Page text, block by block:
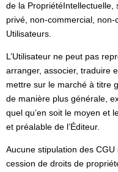
de la PropriétéIntellectuelle,
privé, non-commercial, non-
Utilisateurs.
L’Utilisateur ne peut pas
arranger, associer, traduire
mettre sur le marché à titre
de manière plus générale,
quel qu’en soit le moyen et
et préalable de l’Éditeur.
Aucune stipulation des
cession de droits de